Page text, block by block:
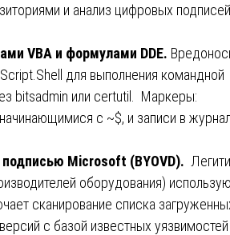
и анализ цифровых
VBA и формулами DDE.
для выполнения командной
bitsadmin или certutil. Маркеры:
с ~$, и записи в
Microsoft (BYOVD).
оборудования)
сканирование списка
с базой известных уязвимостей